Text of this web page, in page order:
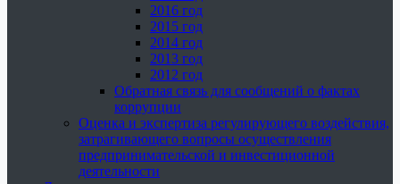
2016 год
2015 год
2014 год
2013 год
2012 год
Обратная связь для сообщений о фактах
коррупции
Оценка и экспертиза регулирующего воздействия,
затрагивающего вопросы осуществления
предпринимательской и инвестиционной
деятельности